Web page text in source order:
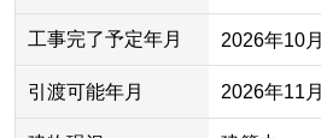
工事完了予定年月 2026年10月
引渡可能年月 2026年11月